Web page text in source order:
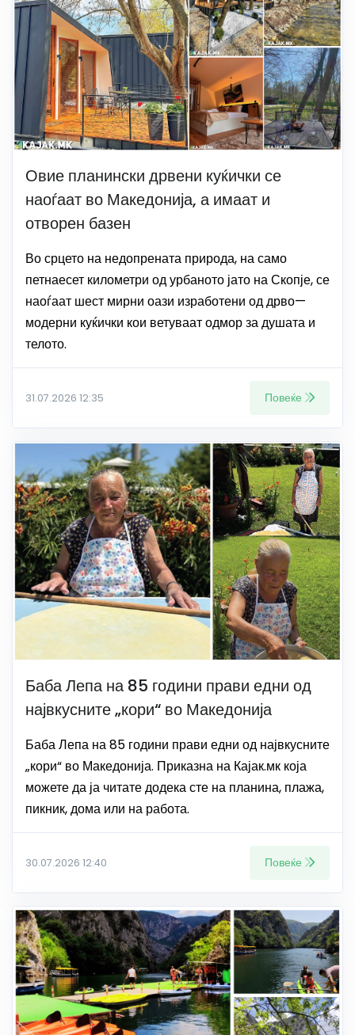
Овие планински дрвени куќички се
наоѓаат во Македонија, а имаат и
отворен базен
Во срцето на недопрената природа, на само
петнаесет километри од урбаното јато на Скопје, се
наоѓаат шест мирни оази изработени од дрво—
модерни куќички кои ветуваат одмор за душата и
телото.
31.07.2026 12:35 Повеќе
Баба Лепа на 85 години прави едни од
највкусните „кори“ во Македонија
Баба Лепа на 85 години прави едни од највкусните
„кори“ во Македонија. Приказна на Кајак.мк која
можете да ја читате додека сте на планина, плажа,
пикник, дома или на работа.
30.07.2026 12:40 Повеќе